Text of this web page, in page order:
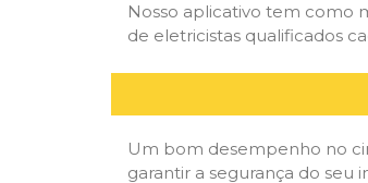
Nosso aplicativo tem como
de eletricistas qualificados
Um bom desempenho no
garantir a segurança do seu